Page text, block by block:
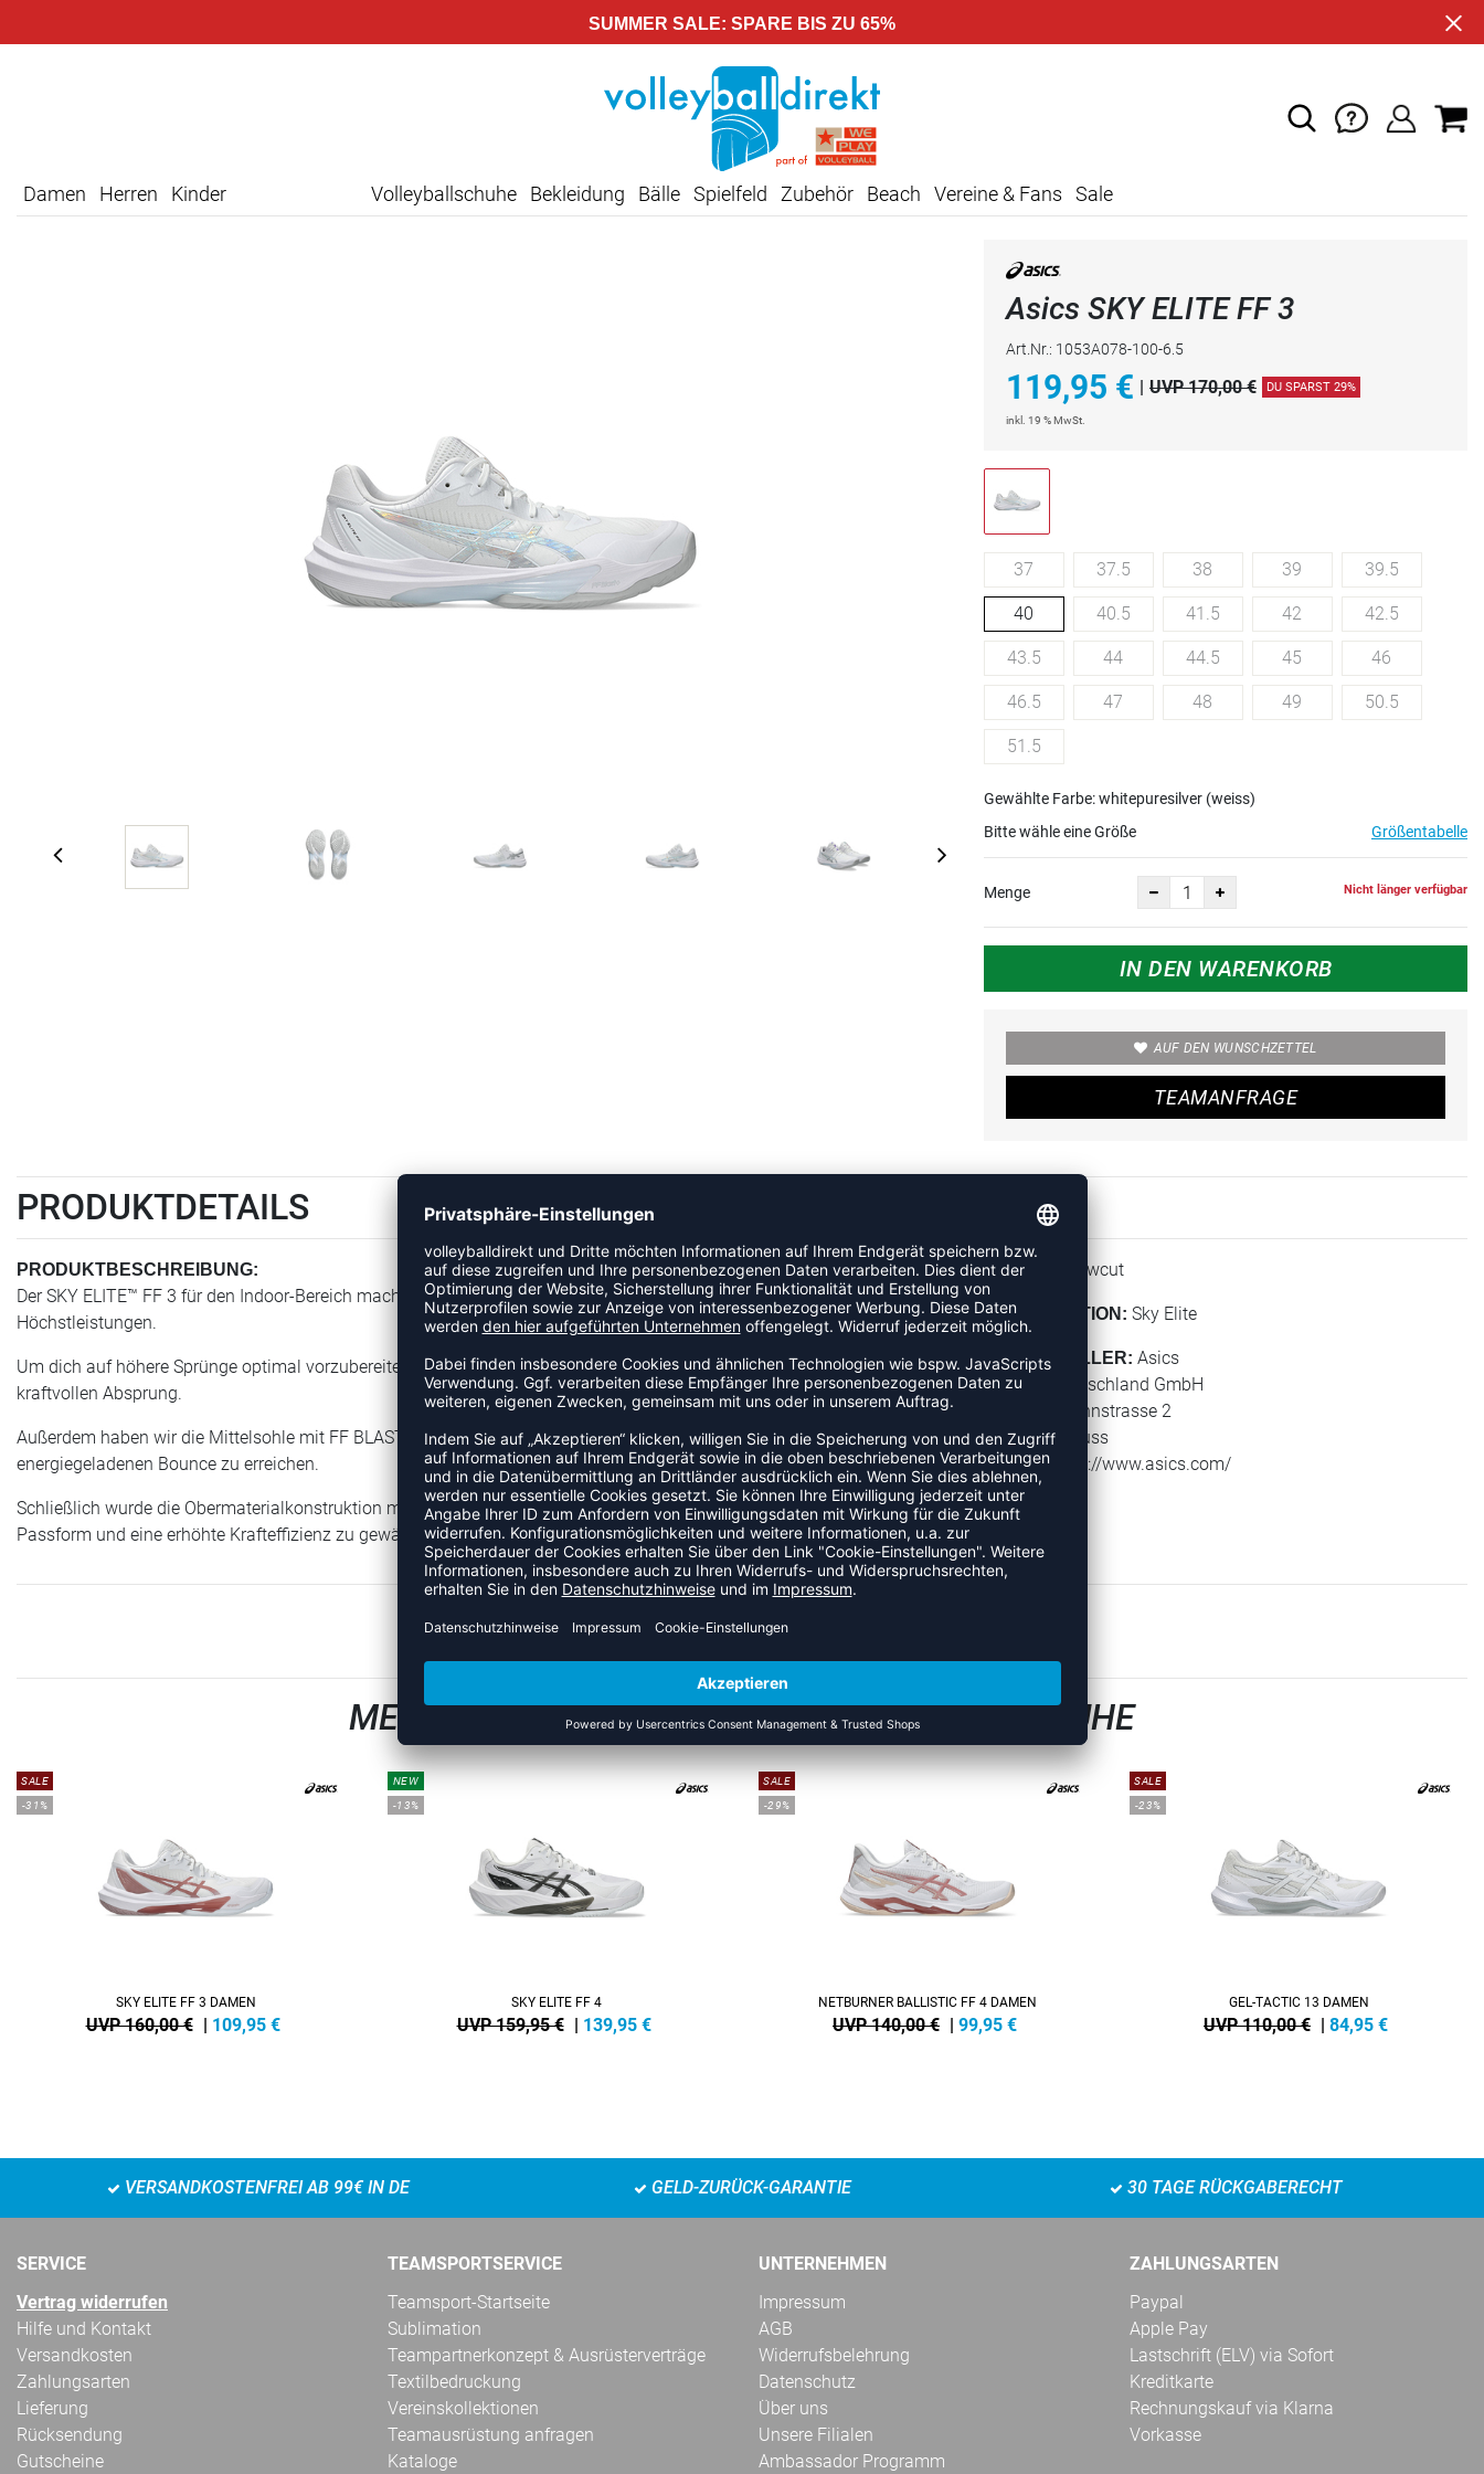
SUMMER SALE: SPARE BIS ZU 65%
Damen Herren Kinder Volleyballschuhe Bekleidung Bälle Spielfeld Zubehör Beach Vereine & Fans Sale
Asics SKY ELITE FF 3
Art.Nr.: 1053A078-100-6.5
119,95 € | UVP 170,00 € DU SPARST 29%
inkl. 19 % MwSt.
37 37.5 38 39 39.5
40 40.5 41.5 42 42.5
43.5 44 44.5 45 46
46.5 47 48 49 50.5
51.5
Gewählte Farbe: whitepuresilver (weiss)
Bitte wähle eine Größe
Größentabelle
Menge Nicht länger verfügbar
IN DEN WARENKORB
AUF DEN WUNSCHZETTEL
TEAMANFRAGE
PRODUKTDETAILS
PRODUKTBESCHREIBUNG:
Der SKY ELITE™ FF 3 für den Indoor-Bereich macht deine Sprünge noch kraftvoller und treibt dich zu neuen
Höchstleistungen.​
Um dich auf höhere Sprünge optimal vorzubereiten, verwendet dieser Schuh eine RISETRUSS™ Technologieeinheit für einen
kraftvollen Absprung.​
Außerdem haben wir die Mittelsohle mit FF BLAST™ PLUS Foam aktualisiert, um eine fortschrittliche Dämpfung und einen
energiegeladenen Bounce zu erreichen.​
Schließlich wurde die Obermaterialkonstruktion mit mehr Halt ausgestattet, um ein stabiles Tragegefühl, eine verbesserte
Passform und eine erhöhte Krafteffizienz zu gewährleisten.
HÖHE: Lowcut
KOLLEKTION: Sky Elite
HERSTELLER: Asics
Asics Deutschland GmbH
Hansemannstrasse 2
41468 Neuss
Web: https://www.asics.com/
ZULETZT ANGESEHEN
MEHR AUS DER KATEGORIE VOLLEYBALLSCHUHE
SALE
-31%
SKY ELITE FF 3 DAMEN
UVP 160,00 € | 109,95 €
NEW
-13%
SKY ELITE FF 4
UVP 159,95 € | 139,95 €
SALE
-29%
NETBURNER BALLISTIC FF 4 DAMEN
UVP 140,00 € | 99,95 €
SALE
-23%
GEL-TACTIC 13 DAMEN
UVP 110,00 € | 84,95 €
VERSANDKOSTENFREI AB 99€ IN DE GELD-ZURÜCK-GARANTIE 30 TAGE RÜCKGABERECHT
SERVICE
Vertrag widerrufen
Hilfe und Kontakt
Versandkosten
Zahlungsarten
Lieferung
Rücksendung
Gutscheine
TEAMSPORTSERVICE
Teamsport-Startseite
Sublimation
Teampartnerkonzept & Ausrüsterverträge
Textilbedruckung
Vereinskollektionen
Teamausrüstung anfragen
Kataloge
UNTERNEHMEN
Impressum
AGB
Widerrufsbelehrung
Datenschutz
Über uns
Unsere Filialen
Ambassador Programm
ZAHLUNGSARTEN
Paypal
Apple Pay
Lastschrift (ELV) via Sofort
Kreditkarte
Rechnungskauf via Klarna
Vorkasse